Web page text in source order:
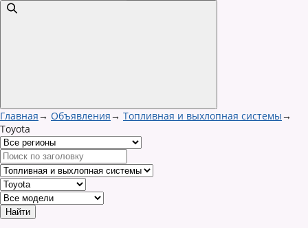
Главная→ Объявления→ Топливная и выхлопная системы→
Toyota